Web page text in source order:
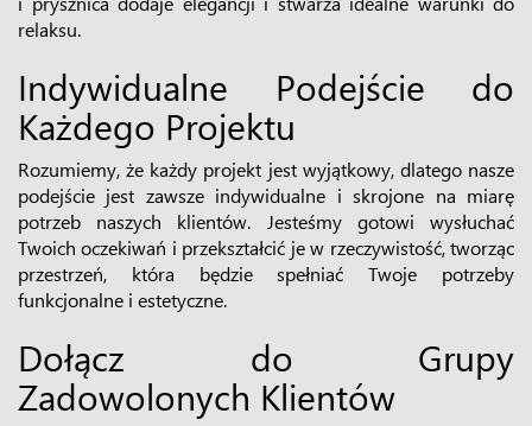
relaksu.
Indywidualne Podejście do
Każdego Projektu
Rozumiemy, że każdy projekt jest wyjątkowy, dlatego nasze
podejście jest zawsze indywidualne i skrojone na miarę
potrzeb naszych klientów. Jesteśmy gotowi wysłuchać
Twoich oczekiwań i przekształcić je w rzeczywistość, tworząc
przestrzeń, która będzie spełniać Twoje potrzeby
funkcjonalne i estetyczne.
Dołącz do Grupy
Zadowolonych Klientów